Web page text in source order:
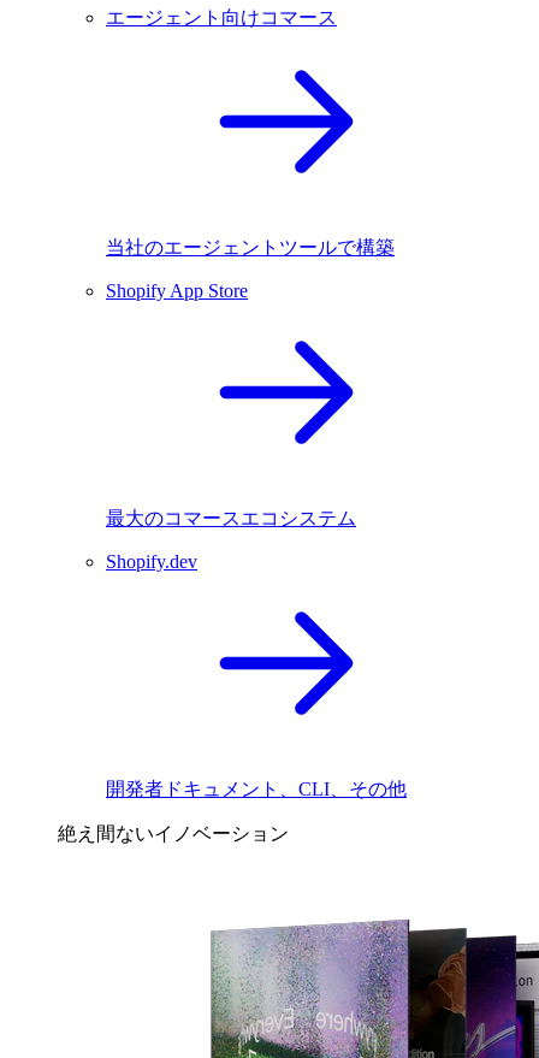
エージェント向けコマース
当社のエージェントツールで構築
Shopify App Store
最大のコマースエコシステム
Shopify.dev
開発者ドキュメント、CLI、その他
絶え間ないイノベーション